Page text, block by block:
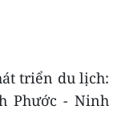
triển du lịch:
Phước - Ninh